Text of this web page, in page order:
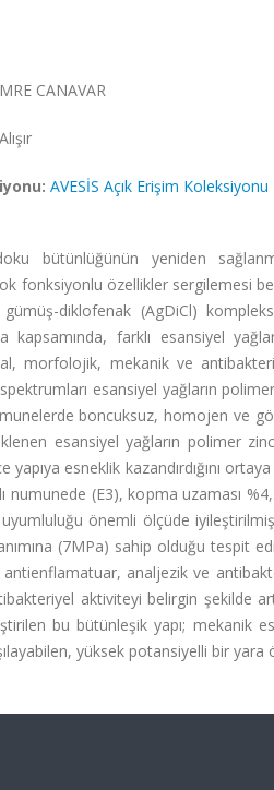
CANAVAR
AVESİS Açık Erişim Koleksiyonu
bütünlüğünün yeniden
fonksiyonlu özellikler sergilemesi
diklofenak (AgDiCl)
kapsamında, farklı esansiyel
morfolojik, mekanik ve
esansiyel yağların
boncuksuz, homojen ve
esansiyel yağların polimer
yapıya esneklik kazandırdığını
numunede (E3), kopma uzaması
uyumluluğu önemli ölçüde
(7MPa) sahip olduğu tespit
analjezik ve
aktiviteyi belirgin şekilde
bu bütünleşik yapı;
yüksek potansiyelli bir yara